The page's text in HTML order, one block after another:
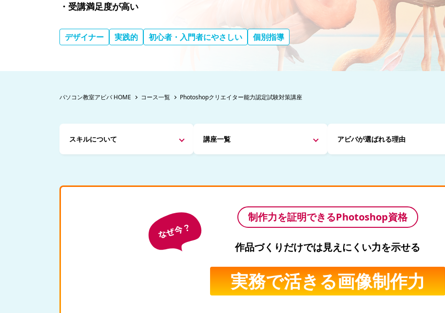
・受講満足度が高い
デザイナー 実践的 初心者・入門者にやさしい 個別指導
パソコン教室アビバ HOME コース一覧 Photoshopクリエイター能力認定試験対策講座
スキルについて 講座一覧 アビバが選ばれる理由
制作力を証明できるPhotoshop資格
作品づくりだけでは見えにくい力を示せる
実務で活きる画像制作力